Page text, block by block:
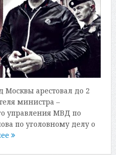
арестовал до 2
министра –
управления МВД по
по уголовному делу о